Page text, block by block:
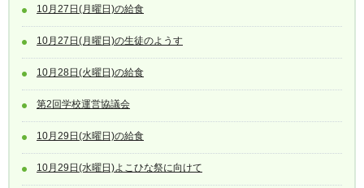
10月27日(月曜日)の給食
10月27日(月曜日)の生徒のようす
10月28日(火曜日)の給食
第2回学校運営協議会
10月29日(水曜日)の給食
10月29日(水曜日)よこひな祭に向けて